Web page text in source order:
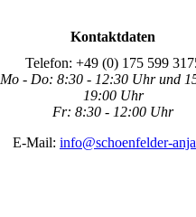
Kontaktdaten
Telefon: +49 (0) 175 599
Mo - Do: 8:30 - 12:30 Uhr und
19:00 Uhr
Fr: 8:30 - 12:00 Uhr
E-Mail: info@schoenfelder-